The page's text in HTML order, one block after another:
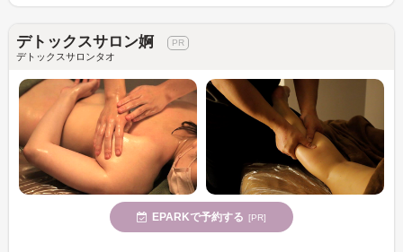
デトックスサロン婀
デトックスサロンタオ
EPARKで予約する [PR]